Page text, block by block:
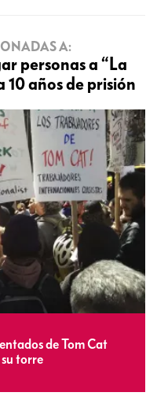
A:
personas a “La
años de prisión
de Tom Cat
torre